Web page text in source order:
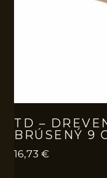
TD –
BRÚSENÝ 9
16,73 €